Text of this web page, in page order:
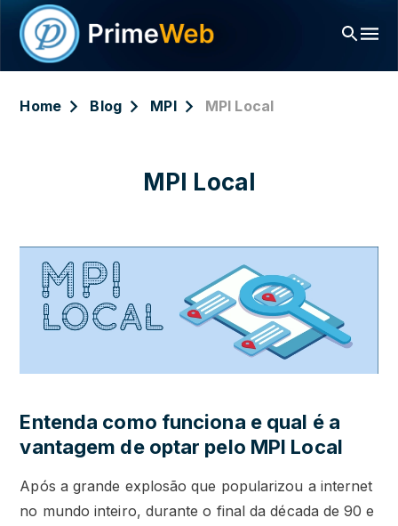
Home Blog MPI MPI Local
MPI Local
Entenda como funciona e qual é a
vantagem de optar pelo MPI Local
Após a grande explosão que popularizou a internet
no mundo inteiro, durante o final da década de 90 e